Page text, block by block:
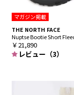
マガジン掲載
THE NORTH FACE
Nuptse Bootie Short
￥21,890
レビュー（3）